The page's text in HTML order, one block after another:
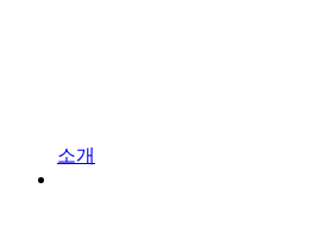
소개